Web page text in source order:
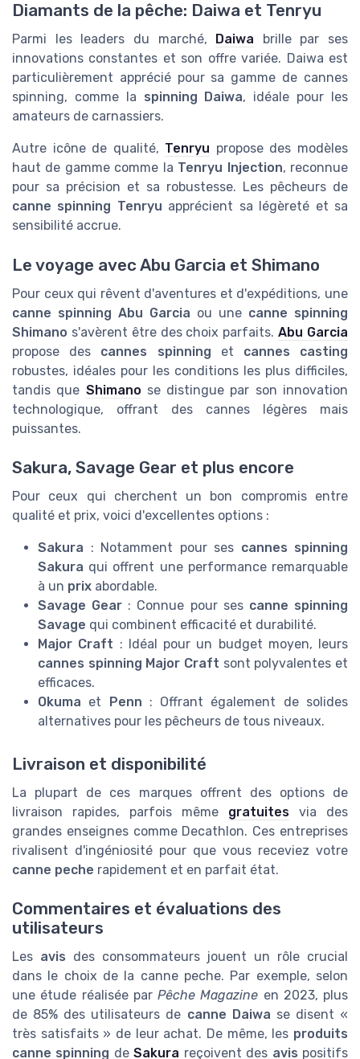
Diamants de la pêche: Daiwa et Tenryu
Parmi les leaders du marché, Daiwa brille par ses
innovations constantes et son offre variée. Daiwa est
particulièrement apprécié pour sa gamme de cannes
spinning, comme la spinning Daiwa, idéale pour les
amateurs de carnassiers.
Autre icône de qualité, Tenryu propose des modèles
haut de gamme comme la Tenryu Injection, reconnue
pour sa précision et sa robustesse. Les pêcheurs de
canne spinning Tenryu apprécient sa légèreté et sa
sensibilité accrue.
Le voyage avec Abu Garcia et Shimano
Pour ceux qui rêvent d'aventures et d'expéditions, une
canne spinning Abu Garcia ou une canne spinning
Shimano s'avèrent être des choix parfaits.Abu Garcia
propose des cannes spinning et cannes casting
robustes, idéales pour les conditions les plus difficiles,
tandis que Shimano se distingue par son innovation
technologique, offrant des cannes légères mais
puissantes.
Sakura, Savage Gear et plus encore
Pour ceux qui cherchent un bon compromis entre
qualité et prix, voici d'excellentes options :
Sakura : Notamment pour ses cannes spinning
Sakura qui offrent une performance remarquable
à un prix abordable.
Savage Gear : Connue pour ses canne spinning
Savage qui combinent efficacité et durabilité.
Major Craft : Idéal pour un budget moyen, leurs
cannes spinning Major Craft sont polyvalentes et
efficaces.
Okuma et Penn : Offrant également de solides
alternatives pour les pêcheurs de tous niveaux.
Livraison et disponibilité
La plupart de ces marques offrent des options de
livraison rapides, parfois même gratuites via des
grandes enseignes comme Decathlon. Ces entreprises
rivalisent d'ingéniosité pour que vous receviez votre
canne peche rapidement et en parfait état.
Commentaires et évaluations des
utilisateurs
Les avis des consommateurs jouent un rôle crucial
dans le choix de la canne peche. Par exemple, selon
une étude réalisée par Pêche Magazine en 2023, plus
de 85% des utilisateurs de canne Daiwa se disent «
très satisfaits » de leur achat. De même, les produits
canne spinning deSakura reçoivent des avis positifs